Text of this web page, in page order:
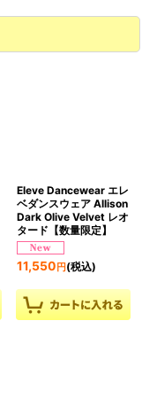
Eleve Dancewear エレ
ベダンスウェア Allison
Dark Olive Velvet レオ
タード【数量限定】
11,550 円(税込)